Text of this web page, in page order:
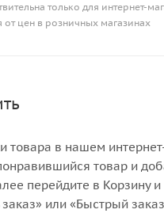
только для интернет-
от цен в розничных магазинах
товара в нашем
товар и
перейдите в Корзину
или «Быстрый